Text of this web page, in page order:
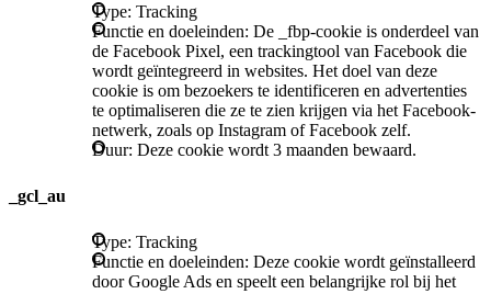
Type: Tracking
Functie en doeleinden: De _fbp-cookie is onderdeel van
de Facebook Pixel, een trackingtool van Facebook die
wordt geïntegreerd in websites. Het doel van deze
cookie is om bezoekers te identificeren en advertenties
te optimaliseren die ze te zien krijgen via het Facebook-
netwerk, zoals op Instagram of Facebook zelf.
Duur: Deze cookie wordt 3 maanden bewaard.
_gcl_au
Type: Tracking
Functie en doeleinden: Deze cookie wordt geïnstalleerd
door Google Ads en speelt een belangrijke rol bij het